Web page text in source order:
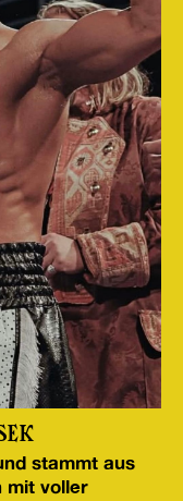
stammt aus
mit voller